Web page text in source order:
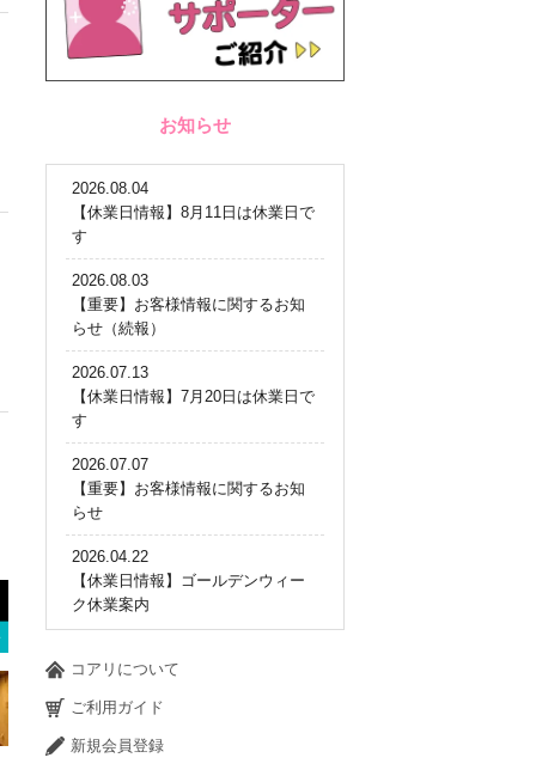
お知らせ
2026.08.04
【休業日情報】8月11日は休業日で
す
2026.08.03
【重要】お客様情報に関するお知
らせ（続報）
2026.07.13
【休業日情報】7月20日は休業日で
す
2026.07.07
【重要】お客様情報に関するお知
らせ
2026.04.22
【休業日情報】ゴールデンウィー
ク休業案内
コアリについて
ご利用ガイド
新規会員登録